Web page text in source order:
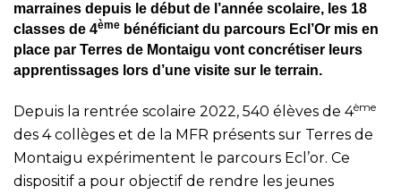
marraines depuis le début de l’année scolaire, les 18
classes de 4ème bénéficiant du parcours Ecl’Or mis en
place par Terres de Montaigu vont concrétiser leurs
apprentissages lors d’une visite sur le terrain.
Depuis la rentrée scolaire 2022, 540 élèves de 4ème
des 4 collèges et de la MFR présents sur Terres de
Montaigu expérimentent le parcours Ecl’or. Ce
dispositif a pour objectif de rendre les jeunes